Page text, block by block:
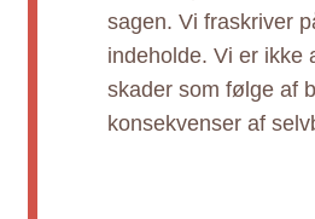
sagen. Vi fraskriver
indeholde. Vi er ikke
skader som følge af
konsekvenser af